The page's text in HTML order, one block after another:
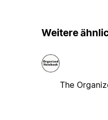
Weitere
The